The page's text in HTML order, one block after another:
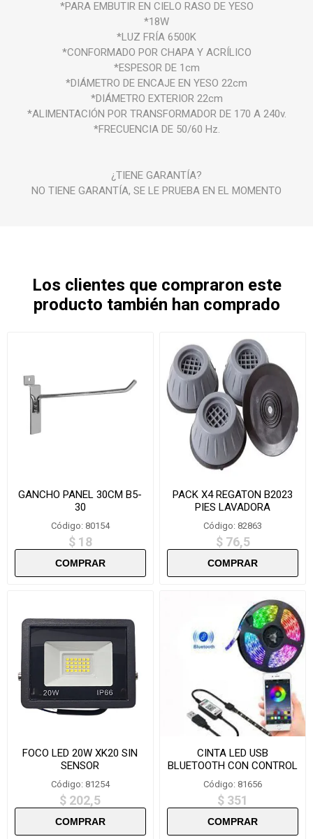
*PARA EMBUTIR EN CIELO RASO DE YESO
*18W
*LUZ FRÍA 6500K
*CONFORMADO POR CHAPA Y ACRÍLICO
*ESPESOR DE 1cm
*DIÁMETRO DE ENCAJE EN YESO 22cm
*DIÁMETRO EXTERIOR 22cm
*ALIMENTACIÓN POR TRANSFORMADOR DE 170 A 240v.
*FRECUENCIA DE 50/60 Hz.
¿TIENE GARANTÍA?
NO TIENE GARANTÍA, SE LE PRUEBA EN EL MOMENTO
Los clientes que compraron este
producto también han comprado
GANCHO PANEL 30CM B5-
30
Código: 80154
$ 18
PACK X4 REGATON B2023
PIES LAVADORA
Código: 82863
$ 76,5
FOCO LED 20W XK20 SIN
SENSOR
Código: 81254
$ 202,5
CINTA LED USB
BLUETOOTH CON CONTROL
5 METROS LED-500
Código: 81656
$ 351